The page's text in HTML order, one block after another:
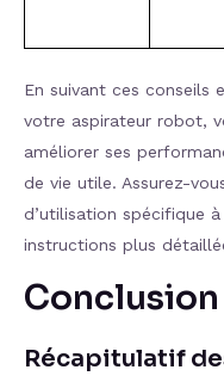
En suivant ces conseils
votre aspirateur robot,
améliorer ses
de vie utile. Assurez-
d’utilisation spécifique
instructions plus
Conclusion
Récapitulatif